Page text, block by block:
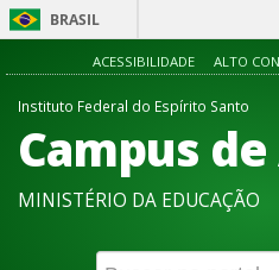
BRASIL
ACESSIBILIDADE ALTO
Instituto Federal do Espírito Santo
Campus
MINISTÉRIO DA EDUCAÇÃO